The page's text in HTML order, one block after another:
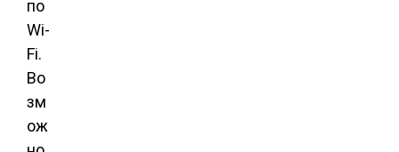
по
Wi-
Fi.
Во
зм
ож